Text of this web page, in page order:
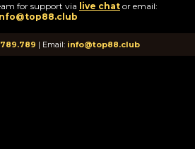
for support via live chat or email:
| Email: info@top88.club